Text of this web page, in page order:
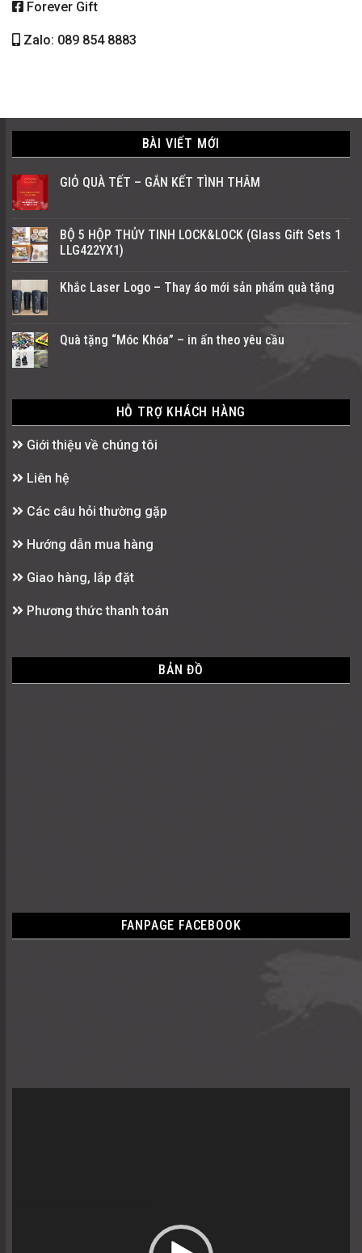
Forever Gift
Zalo: 089 854 8883
BÀI VIẾT MỚI
GIỎ QUÀ TẾT – GẮN KẾT TÌNH THÂM
BỘ 5 HỘP THỦY TINH LOCK&LOCK (Glass Gift Sets 1
LLG422YX1)
Khắc Laser Logo – Thay áo mới sản phẩm quà tặng
Quà tặng “Móc Khóa” – in ấn theo yêu cầu
HỖ TRỢ KHÁCH HÀNG
Giới thiệu về chúng tôi
Liên hệ
Các câu hỏi thường gặp
Hướng dẫn mua hàng
Giao hàng, lắp đặt
Phương thức thanh toán
BẢN ĐỒ
FANPAGE FACEBOOK